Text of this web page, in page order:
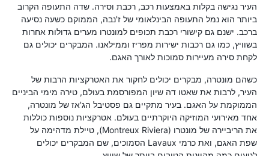
העיר נגישה בקלות באמצעות רכב, רכבת וסירה. שדה התעופה הקרוב
ביותר הוא נמל התעופה הבינלאומי של ז'נבה, הממוקם כשעה נסיעה
ברכב. ישנם גם קישורי רכבת תכופים למונטרו מערים גדולות אחרות
בשוויץ, כמו גם רכבות ישירות מפריז וממילאנו. המבקרים יכולים גם
לקחת סירה מעיירות סמוכות לאורך האגם.
כשהם מונטרה, מבקרים יכולים לחקור את האטרקציות הרבות של
העיר, לרבות את שאטו דה שיון המפורסמת בעולם, טירה מימי הביניים
הממוקמת על האגם. בעיר מתקיים גם פסטיבל הג'אז של מונטרה,
אחד מאירועי המוזיקה היוקרתיים בעולם. אטרקציות נוספות כוללות
את הריביירה של מונטרו (Montreux Riviera), טיילת מדהימה על
שפת האגם, ואת כרמי Lavaux הסמוכים, שם המבקרים יכולים